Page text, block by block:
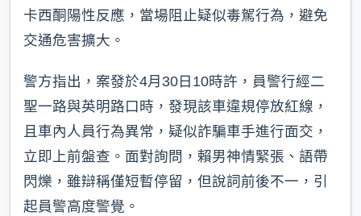
卡西酮陽性反應，當場阻止疑似毒駕行為，避免
交通危害擴大。
警方指出，案發於4月30日10時許，員警行經二
聖一路與英明路口時，發現該車違規停放紅線，
且車內人員行為異常，疑似詐騙車手進行面交，
立即上前盤查。面對詢問，賴男神情緊張、語帶
閃爍，雖辯稱僅短暫停留，但說詞前後不一，引
起員警高度警覺。